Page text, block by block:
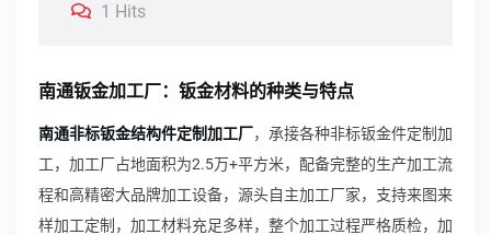
1 Hits
南通钣金加工厂：钣金材料的种类与特点
南通非标钣金结构件定制加工厂，承接各种非标钣金件定制加
工，加工厂占地面积为2.5万+平方米，配备完整的生产加工流
程和高精密大品牌加工设备，源头自主加工厂家，支持来图来
样加工定制，加工材料充足多样，整个加工过程严格质检，加